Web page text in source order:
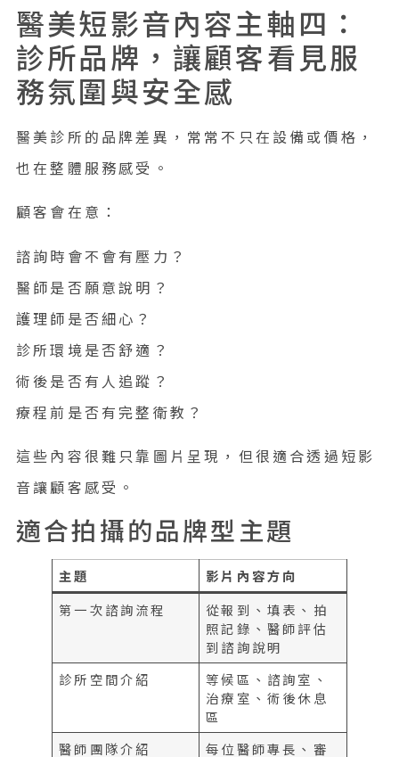
醫美短影音內容主軸四：
診所品牌，讓顧客看見服
務氛圍與安全感
醫美診所的品牌差異，常常不只在設備或價格，
也在整體服務感受。
顧客會在意：
諮詢時會不會有壓力？
醫師是否願意說明？
護理師是否細心？
診所環境是否舒適？
術後是否有人追蹤？
療程前是否有完整衛教？
這些內容很難只靠圖片呈現，但很適合透過短影
音讓顧客感受。
適合拍攝的品牌型主題
主題
影片內容方向
第一次諮詢流程
從報到、填表、拍
照記錄、醫師評估
到諮詢說明
診所空間介紹
等候區、諮詢室、
治療室、術後休息
區
醫師團隊介紹
每位醫師專長、審